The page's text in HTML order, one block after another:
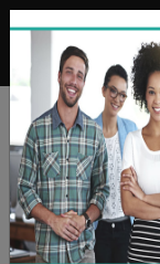
MENU
Đăng nhập Đăng
BÀI VIẾT